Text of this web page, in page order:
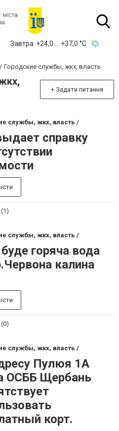
Завтра +24,0 ... +37,0 °С
Городские службы, жкх, власть
+ Задати питання
службы, жкх, власть /
справку
(1)
службы, жкх, власть /
горяча вода
калина
(0)
службы, жкх, власть /
Пулюя 1А
ОСББ Щербань
корт.